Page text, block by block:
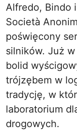
Alfredo, Bindo
Società
poświęcony
silników. Już
bolid
trójzębem w
tradycję, w
laboratorium
drogowych.